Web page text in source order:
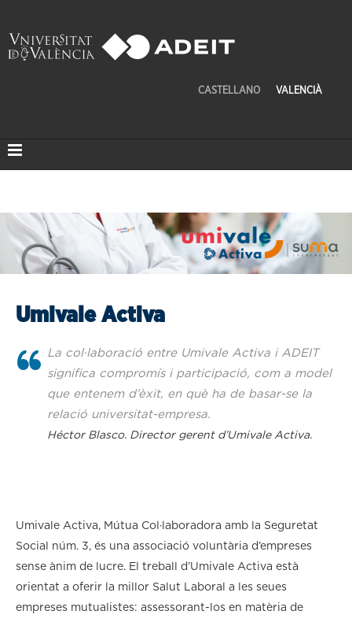
CASTELLANO VALENCIÀ
Umivale Activa
La col·laboració entre Umivale Activa i ADEIT
significa compromís i participació, com a model
que entenem d’èxit, en què ha de basar-se la
relació universitat-empresa.
Héctor Blasco. Director gerent d’Umivale Activa.
Umivale Activa, Mútua Col·laboradora amb la Seguretat
Social núm. 3, és una associació voluntària d’empreses
sense ànim de lucre. El treball d’Umivale Activa està
orientat a oferir la millor Salut Laboral a les seues
empreses mutualistes: assessorant-los en matèria de